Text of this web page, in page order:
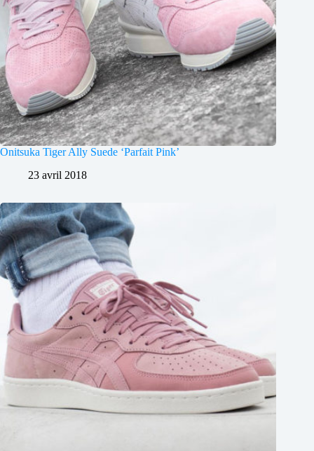
Onitsuka Tiger Ally Suede ‘Parfait Pink’
23 avril 2018